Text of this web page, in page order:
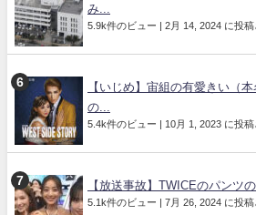
み...
5.9k件のビュー | 2月 14, 2024 に投稿
【いじめ】宙組の有愛きい（
の...
5.4k件のビュー | 10月 1, 2023 に投稿
【放送事故】TWICEのパンツ
5.1k件のビュー | 7月 26, 2024 に投稿